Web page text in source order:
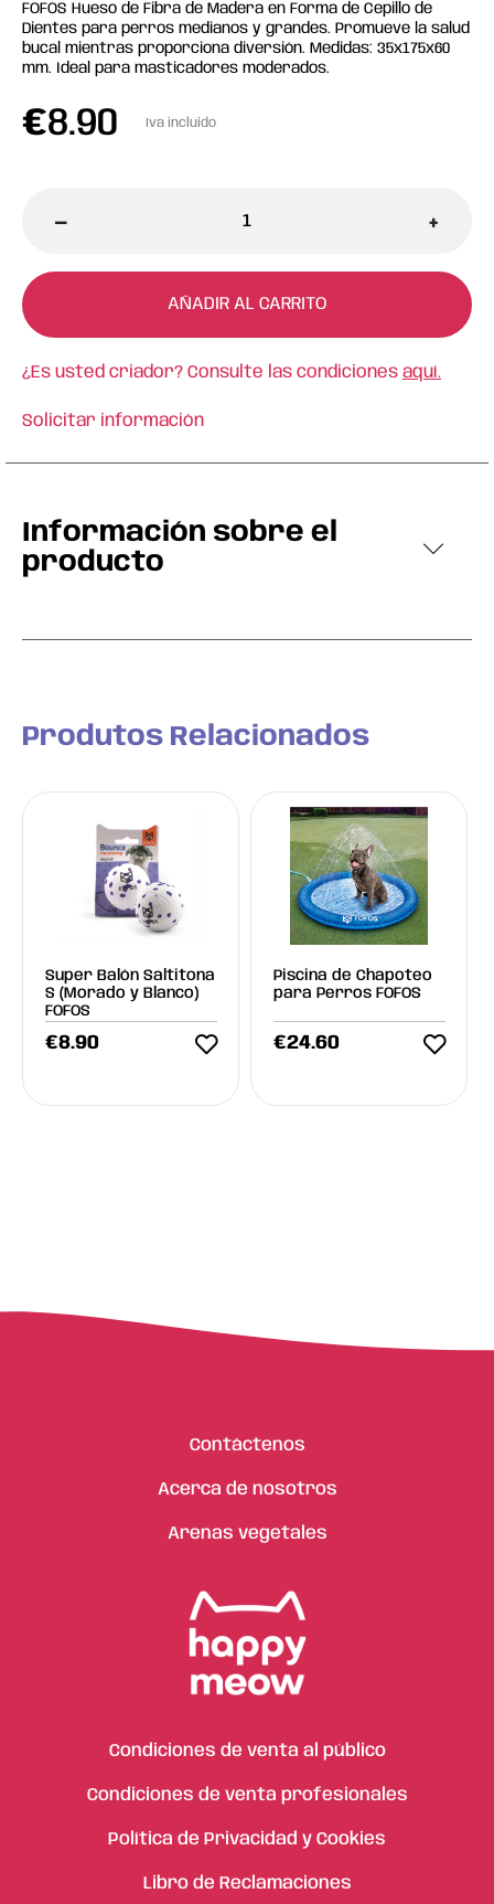
FOFOS Hueso de Fibra de Madera en Forma de Cepillo de
Dientes para perros medianos y grandes. Promueve la salud
bucal mientras proporciona diversión. Medidas: 35x175x60
mm. Ideal para masticadores moderados.
€8.90 Iva incluido
- +
AÑADIR AL CARRITO
¿Es usted criador? Consulte las condiciones aquí.
Solicitar información
Información sobre el
producto
Produtos Relacionados
Super Balón Saltitona
S (Morado y Blanco)
FOFOS
€8.90
Piscina de Chapoteo
para Perros FOFOS
€24.60
Contáctenos
Acerca de nosotros
Arenas vegetales
Condiciones de venta al público
Condiciones de venta profesionales
Política de Privacidad y Cookies
Libro de Reclamaciones